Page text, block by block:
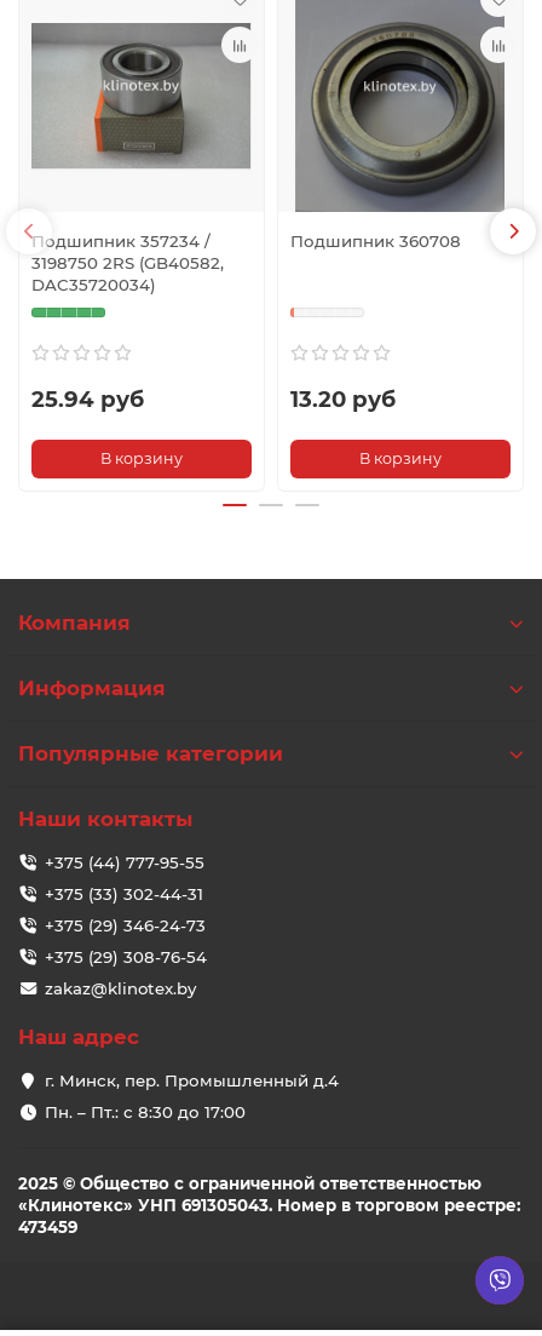
Подшипник 357234 /
3198750 2RS (GB40582,
DAC35720034)
25.94 руб
В корзину
Подшипник 360708
13.20 руб
В корзину
Компания
Информация
Популярные категории
Наши контакты
+375 (44) 777-95-55
+375 (33) 302-44-31
+375 (29) 346-24-73
+375 (29) 308-76-54
zakaz@klinotex.by
Наш адрес
г. Минск, пер. Промышленный д.4
Пн. – Пт.: с 8:30 до 17:00
2025 © Общество с ограниченной ответственностью
«Клинотекс» УНП 691305043. Номер в торговом реестре:
473459